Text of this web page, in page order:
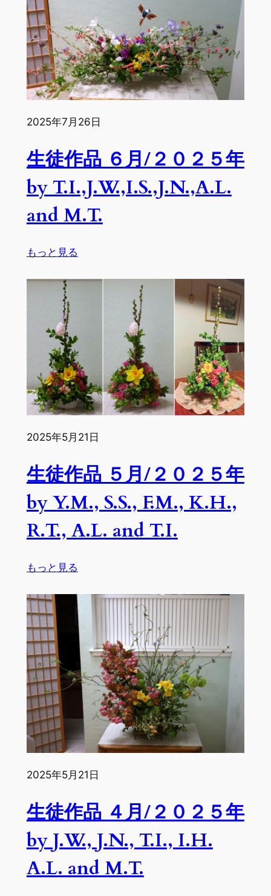
７
月/
２
０
２
５
F.M.,K.H.,R.T.,A.L.,M.T.,S.S.,J.W.
and
I.S.
2025年7月26日
生徒作品 ６月/２０２５年
by T.I.,J.W.,I.S.,J.N.,A.L.
and M.T.
もっと見る
徒
２
０
２
５
by
and
2025年5月21日
生徒作品 ５月/２０２５年
by Y.M., S.S., F.M., K.H.,
R.T., A.L. and T.I.
もっと見る
徒
作
品
５
月/
２
０
２
５
年
by
Y.M.,
F.M.,
K.H.,
R.T.,
A.L.
and
2025年5月21日
生徒作品 ４月/２０２５年
by J.W., J.N., T.I., I.H.
A.L. and M.T.